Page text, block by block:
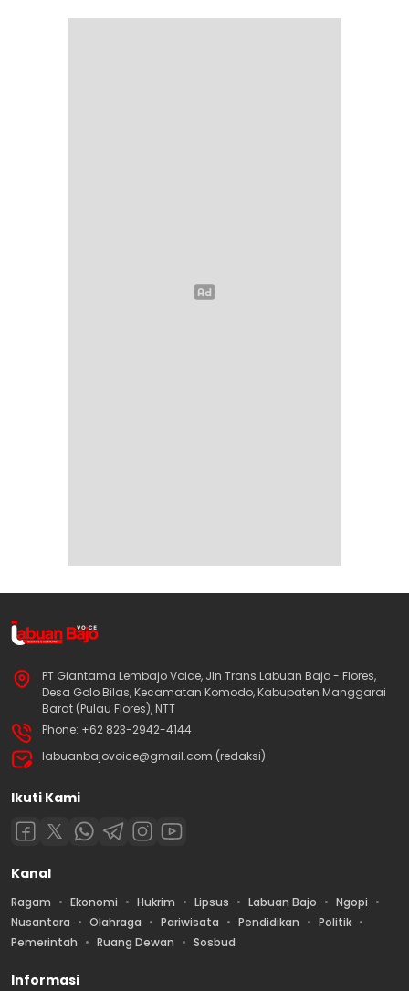
PT Giantama Lembajo Voice, Jln Trans Labuan Bajo - Flores,
Desa Golo Bilas, Kecamatan Komodo, Kabupaten Manggarai
Barat (Pulau Flores), NTT
Phone: +62 823-2942-4144
labuanbajovoice@gmail.com (redaksi)
Ikuti Kami
Kanal
Ragam Ekonomi Hukrim Lipsus Labuan Bajo
Ngopi
Nusantara
Olahraga Pariwisata Pendidikan
Politik
Pemerintah
Ruang Dewan Sosbud
Informasi